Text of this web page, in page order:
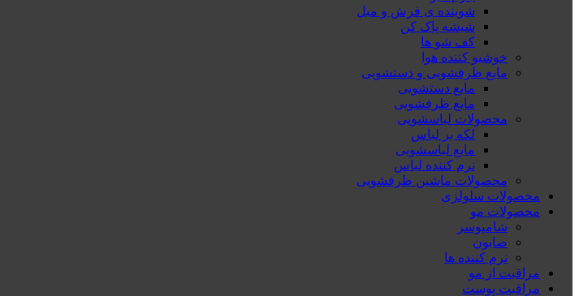
شوینده ی فرش و مبل
شیشه پاک کن
کف شو ها
خوشبو کننده هوا
مایع ظرفشویی و دستشویی
مایع دستشویی
مایع ظرفشویی
محصولات لباسشویی
لکه بر لباس
مایع لباسشویی
نرم کننده لباس
محصولات ماشین ظرفشویی
محصولات سلولزی
محصولات مو
شامپوسر
صابون
نرم کننده ها
مراقبت از مو
مراقبت پوست